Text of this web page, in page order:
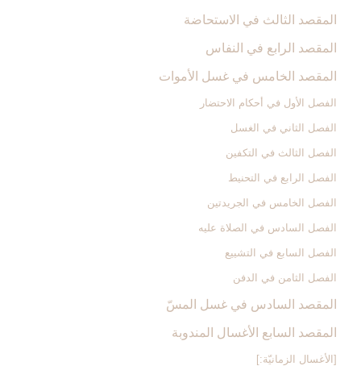
المقصد الثالث في الاستحاضة
المقصد الرابع في النفاس‏
المقصد الخامس في غسل الأموات‏
الفصل الأول في أحكام الاحتضار
الفصل الثاني في الغسل
الفصل الثالث في التكفين
الفصل الرابع‏ في التحنيط
الفصل الخامس في الجريدتين
الفصل السادس في الصلاة عليه
الفصل السابع في التشييع
الفصل الثامن في الدفن
المقصد السادس في غسل المسّ‏
المقصد السابع الأغسال المندوبة
[الأغسال الزمانيّة:]